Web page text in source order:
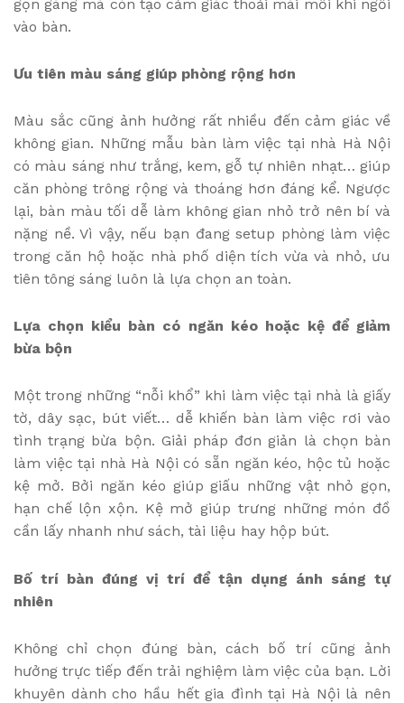
gọn gàng mà còn tạo cảm giác thoải mái mỗi khi ngồi
vào bàn.
Ưu tiên màu sáng giúp phòng rộng hơn
Màu sắc cũng ảnh hưởng rất nhiều đến cảm giác về
không gian. Những mẫu bàn làm việc tại nhà Hà Nội
có màu sáng như trắng, kem, gỗ tự nhiên nhạt… giúp
căn phòng trông rộng và thoáng hơn đáng kể. Ngược
lại, bàn màu tối dễ làm không gian nhỏ trở nên bí và
nặng nề. Vì vậy, nếu bạn đang setup phòng làm việc
trong căn hộ hoặc nhà phố diện tích vừa và nhỏ, ưu
tiên tông sáng luôn là lựa chọn an toàn.
Lựa chọn kiểu bàn có ngăn kéo hoặc kệ để giảm
bừa bộn
Một trong những “nỗi khổ” khi làm việc tại nhà là giấy
tờ, dây sạc, bút viết… dễ khiến bàn làm việc rơi vào
tình trạng bừa bộn. Giải pháp đơn giản là chọn bàn
làm việc tại nhà Hà Nội có sẵn ngăn kéo, hộc tủ hoặc
kệ mở. Bởi ngăn kéo giúp giấu những vật nhỏ gọn,
hạn chế lộn xộn. Kệ mở giúp trưng những món đồ
cần lấy nhanh như sách, tài liệu hay hộp bút.
Bố trí bàn đúng vị trí để tận dụng ánh sáng tự
nhiên
Không chỉ chọn đúng bàn, cách bố trí cũng ảnh
hưởng trực tiếp đến trải nghiệm làm việc của bạn. Lời
khuyên dành cho hầu hết gia đình tại Hà Nội là nên